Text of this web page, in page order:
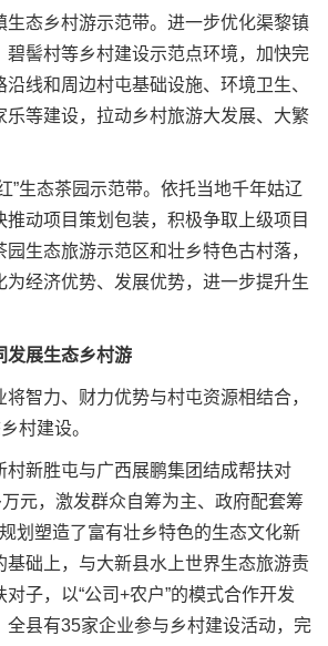
态乡村游示范带。进一步优化渠黎镇
碧髻村等乡村建设示范点环境，加快完
线和周边村屯基础设施、环境卫生、
乐等建设，拉动乡村旅游大发展、大繁
生态茶园示范带。依托当地千年姑辽
动项目策划包装，积极争取上级项目
生态旅游示范区和壮乡特色古村落，
为经济优势、发展优势，进一步提升生
发展生态乡村游
力、财力优势与村屯资源相结合，
村建设。
新胜屯与广西展鹏集团结成帮扶对
元，激发群众自筹为主、政府配套筹
划塑造了富有壮乡特色的生态文化新
基础上，与大新县水上世界生态旅游责
子，以“公司+农户”的模式合作开发
全县有35家企业参与乡村建设活动，完